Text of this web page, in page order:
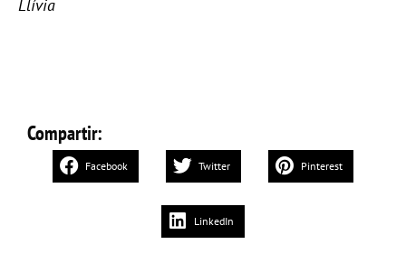
Llívia
Compartir:
Facebook Twitter Pinterest
LinkedIn